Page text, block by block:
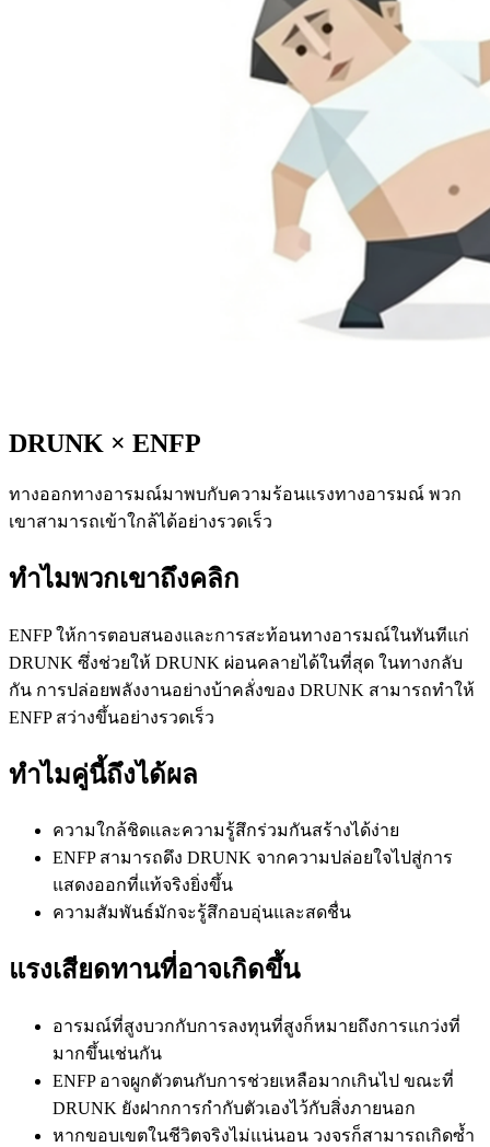
DRUNK × ENFP
ทางออกทางอารมณ์มาพบกับความร้อนแรงทางอารมณ์ พวก
เขาสามารถเข้าใกล้ได้อย่างรวดเร็ว
ทำไมพวกเขาถึงคลิก
ENFP ให้การตอบสนองและการสะท้อนทางอารมณ์ในทันทีแก่
DRUNK ซึ่งช่วยให้ DRUNK ผ่อนคลายได้ในที่สุด ในทางกลับ
กัน การปล่อยพลังงานอย่างบ้าคลั่งของ DRUNK สามารถทำให้
ENFP สว่างขึ้นอย่างรวดเร็ว
ทำไมคู่นี้ถึงได้ผล
ความใกล้ชิดและความรู้สึกร่วมกันสร้างได้ง่าย
ENFP สามารถดึง DRUNK จากความปล่อยใจไปสู่การ
แสดงออกที่แท้จริงยิ่งขึ้น
ความสัมพันธ์มักจะรู้สึกอบอุ่นและสดชื่น
แรงเสียดทานที่อาจเกิดขึ้น
อารมณ์ที่สูงบวกกับการลงทุนที่สูงก็หมายถึงการแกว่งที่
มากขึ้นเช่นกัน
ENFP อาจผูกตัวตนกับการช่วยเหลือมากเกินไป ขณะที่
DRUNK ยังฝากการกำกับตัวเองไว้กับสิ่งภายนอก
หากขอบเขตในชีวิตจริงไม่แน่นอน วงจรก็สามารถเกิดซ้ำ